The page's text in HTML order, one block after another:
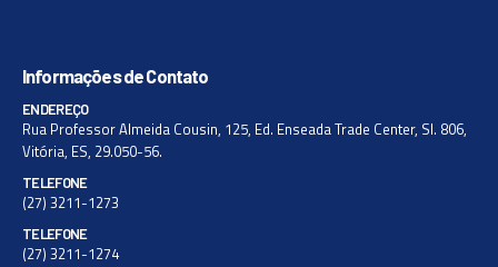
Informações de Contato
ENDEREÇO
Rua Professor Almeida Cousin, 125, Ed. Enseada Trade Center, Sl. 806,
Vitória, ES, 29.050-56.
TELEFONE
(27) 3211-1273
TELEFONE
(27) 3211-1274